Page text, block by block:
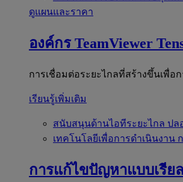
ดูแผนและราคา
องค์กร TeamViewer
การเชื่อมต่อระยะไกลที่สร้างขึ้นเพื่อ
เรียนรู้เพิ่มเติม
สนับสนุนด้านไอทีระยะไกล ปล
เทคโนโลยีเพื่อการดำเนินงาน
การแก้ไขปัญหาแบบเรีย